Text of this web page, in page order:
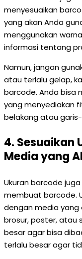
menyesuaikan
yang akan Anda
menggunakan
informasi tentang
Namun, jangan
atau terlalu gelap,
barcode. Anda bisa
yang menyediakan
belakang atau
4. Sesuaikan
Media yang
Ukuran barcode
membuat barcode.
dengan media yang
brosur, poster, atau
besar agar bisa
terlalu besar agar